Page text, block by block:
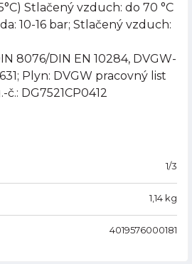
Stlačený vzduch: do 70 °C
10-16 bar; Stlačený vzduch:
8076/DIN EN 10284, DVGW-
Plyn: DVGW pracovný list
č.: DG7521CP0412
1/3
1,14 kg
4019576000181